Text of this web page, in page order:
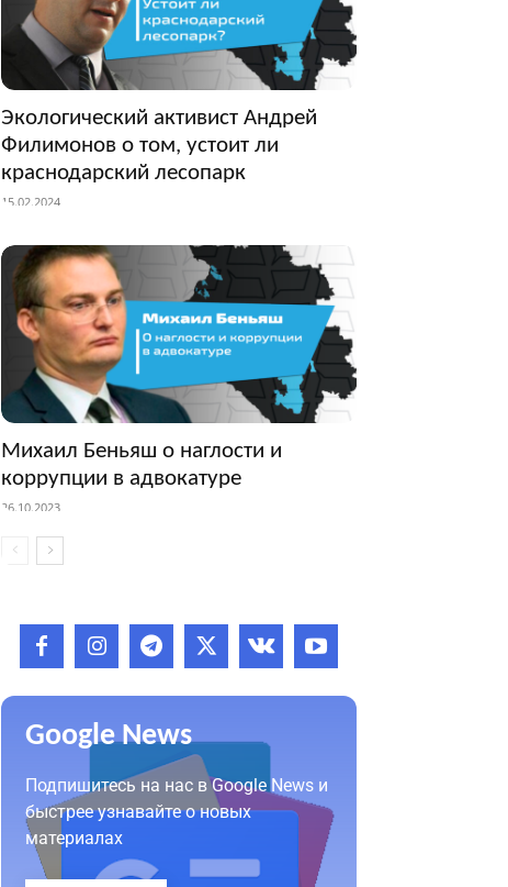
Экологический активист Андрей
Филимонов о том, устоит ли
краснодарский лесопарк
15.02.2024
Михаил Беньяш о наглости и
коррупции в адвокатуре
26.10.2023
Google News
Подпишитесь на нас в Google News и
быстрее узнавайте о новых
материалах